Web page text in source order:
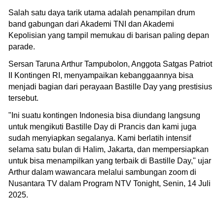
Salah satu daya tarik utama adalah penampilan drum
band gabungan dari Akademi TNI dan Akademi
Kepolisian yang tampil memukau di barisan paling depan
parade.
Sersan Taruna Arthur Tampubolon, Anggota Satgas Patriot
II Kontingen RI, menyampaikan kebanggaannya bisa
menjadi bagian dari perayaan Bastille Day yang prestisius
tersebut.
"Ini suatu kontingen Indonesia bisa diundang langsung
untuk mengikuti Bastille Day di Prancis dan kami juga
sudah menyiapkan segalanya. Kami berlatih intensif
selama satu bulan di Halim, Jakarta, dan mempersiapkan
untuk bisa menampilkan yang terbaik di Bastille Day," ujar
Arthur dalam wawancara melalui sambungan zoom di
Nusantara TV dalam Program NTV Tonight, Senin, 14 Juli
2025.